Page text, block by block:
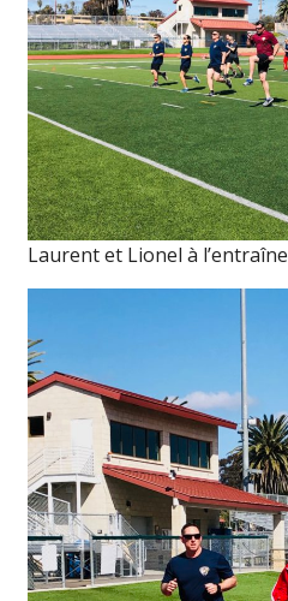
Laurent et Lionel à